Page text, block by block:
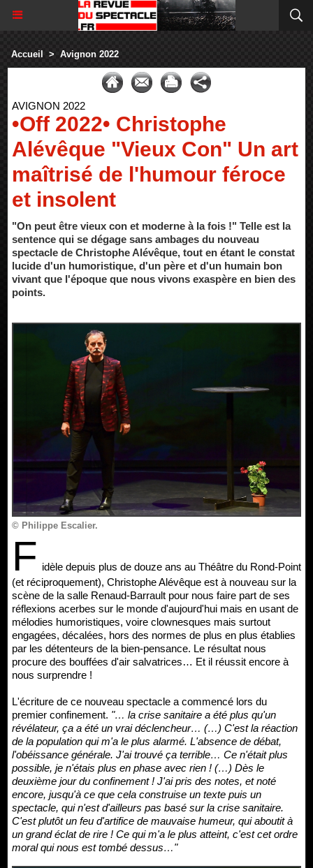
Accueil > Avignon 2022
AVIGNON 2022
•Off 2022• Christophe
Alévêque "Vieux Con" Un art
maîtrisé de l'humour féroce
et insolent
"On peut être vieux con et moderne à la fois !" Telle est la
sentence qui se dégage sans ambages du nouveau
spectacle de Christophe Alévêque, tout en étant le constat
lucide d'un humoristique, d'un père et d'un humain bon
vivant que l'époque que nous vivons exaspère en bien des
points.
© Philippe Escalier.
F idèle depuis plus de douze ans au Théâtre du Rond-Point
(et réciproquement), Christophe Alévêque est à nouveau sur la
scène de la salle Renaud-Barrault pour nous faire part de ses
réflexions acerbes sur le monde d'aujourd'hui mais en usant de
mélodies humoristiques, voire clownesques mais surtout
engagées, décalées, hors des normes de plus en plus établies
par les détenteurs de la bien-pensance. Le résultat nous
procure des bouffées d'air salvatrices… Et il réussit encore à
nous surprendre !
L'écriture de ce nouveau spectacle a commencé lors du
premier confinement. "… la crise sanitaire a été plus qu'un
révélateur, ça a été un vrai déclencheur… (…) C'est la réaction
de la population qui m'a le plus alarmé. L'absence de débat,
l'obéissance générale. J'ai trouvé ça terrible… Ce n'était plus
possible, je n'étais plus en phase avec rien ! (…) Dès le
deuxième jour du confinement ! J'ai pris des notes, et noté
encore, jusqu'à ce que cela construise un texte puis un
spectacle, qui n'est d'ailleurs pas basé sur la crise sanitaire.
C'est plutôt un feu d'artifice de mauvaise humeur, qui aboutit à
un grand éclat de rire ! Ce qui m'a le plus atteint, c'est cet ordre
moral qui nous est tombé dessus…"